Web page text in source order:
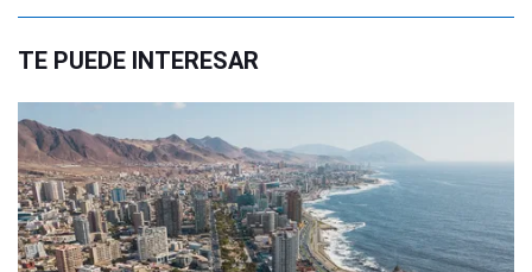
TE PUEDE INTERESAR